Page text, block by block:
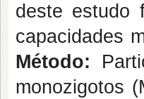
deste estudo
capacidades
Método:
monozigotos